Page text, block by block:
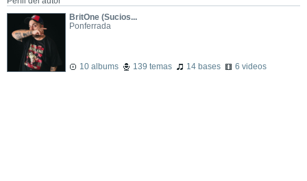
BritOne (Sucios...
Ponferrada
10 albums 139 temas 14 bases 6 videos